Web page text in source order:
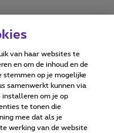
statement
Proximus
van haar websites te
en om de inhoud en de
op je mogelijke
samenwerkt kunnen via
installeren om je op
te tonen die
mee dat als je
werking van de website